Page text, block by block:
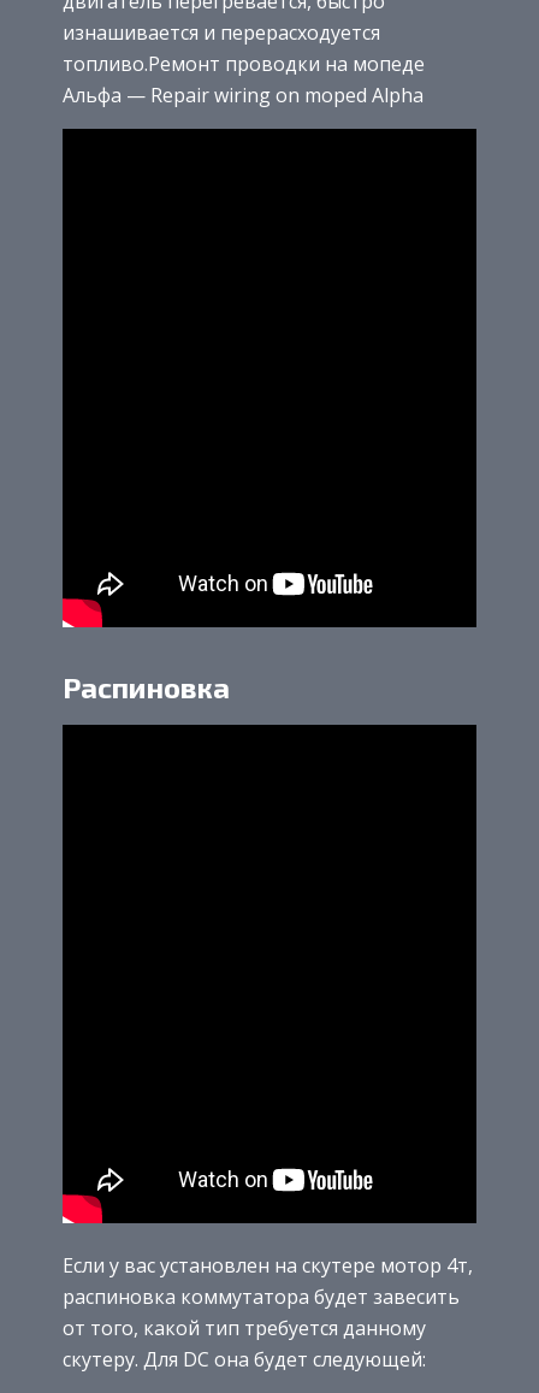
изнашивается и перерасходуется
топливо.Ремонт проводки на мопеде
Альфа — Repair wiring on moped Alpha
Распиновка
Если у вас установлен на скутере мотор 4т,
распиновка коммутатора будет завесить
от того, какой тип требуется данному
скутеру. Для DC она будет следующей: